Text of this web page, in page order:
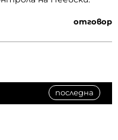
отговор
последна